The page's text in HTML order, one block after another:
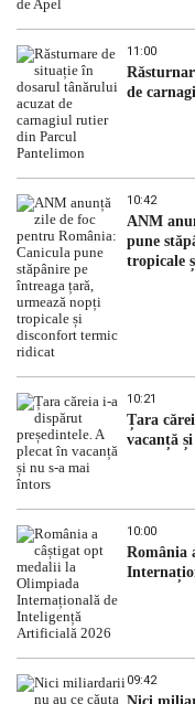
11:00
de
10:42
ANM
pune
tropicale
10:21
Țara
vacanță
10:00
România
09:42